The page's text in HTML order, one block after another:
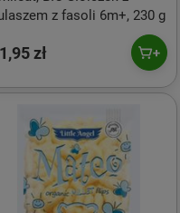
z fasoli 6m+, 230 g
zł